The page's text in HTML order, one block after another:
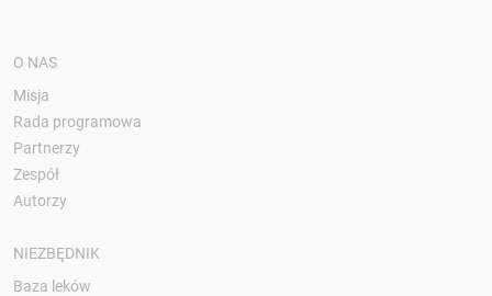
O NAS
Misja
Rada programowa
Partnerzy
Zespół
Autorzy
NIEZBĘDNIK
Baza leków